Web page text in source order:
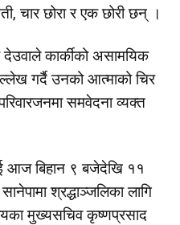
चार छोरा र एक छोरी छन् ।
देउवाले कार्कीको असामयिक
गर्दै उनको आत्माको चिर
समवेदना व्यक्त
आज बिहान ९ बजेदेखि ११
श्रद्धाञ्जलिका लागि
मुख्यसचिव कृष्णप्रसाद